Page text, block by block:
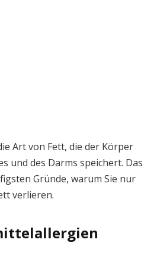
Art von Fett, die der Körper
und des Darms speichert. Das
Gründe, warum Sie nur
verlieren.